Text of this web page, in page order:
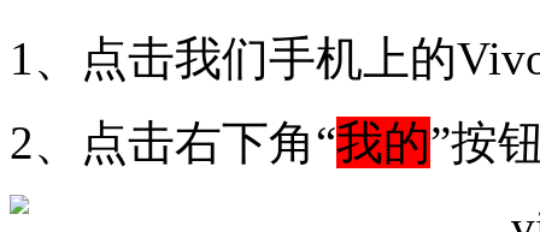
1、点击我们手机上的
2、点击右下角“我的”按